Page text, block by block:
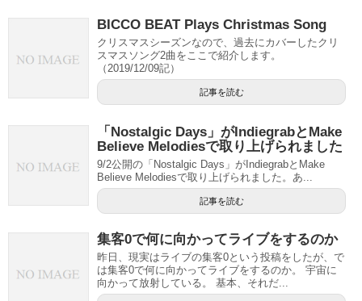
BICCO BEAT Plays Christmas Song
クリスマスシーズンなので、過去にカバーしたクリ
スマスソング2曲をここで紹介します。
（2019/12/09記）
記事を読む
「Nostalgic Days」がIndiegrabとMake
Believe Melodiesで取り上げられました
9/2公開の「Nostalgic Days」がIndiegrabとMake
Believe Melodiesで取り上げられました。あ...
記事を読む
集客0で何に向かってライブをするのか
昨日、現実はライブの集客0という投稿をしたが、で
は集客0で何に向かってライブをするのか。 宇宙に
向かって放射している。 基本、それだ...